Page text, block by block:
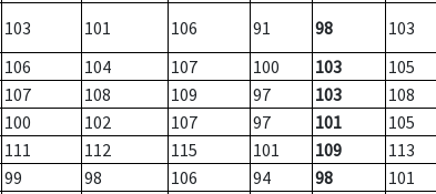
103 101 106 91 98
103
106 104 107 100 103
105
107 108 109 97 103
108
100 102 107 97 101
105
111 112 115 101 109
113
99 98 106 94 98
101